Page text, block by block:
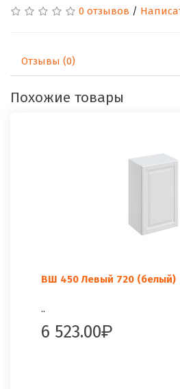
0 отзывов /
Отзывы (0)
Похожие товары
ВШ 450 Левый 720 (белый)
..
6 523.00